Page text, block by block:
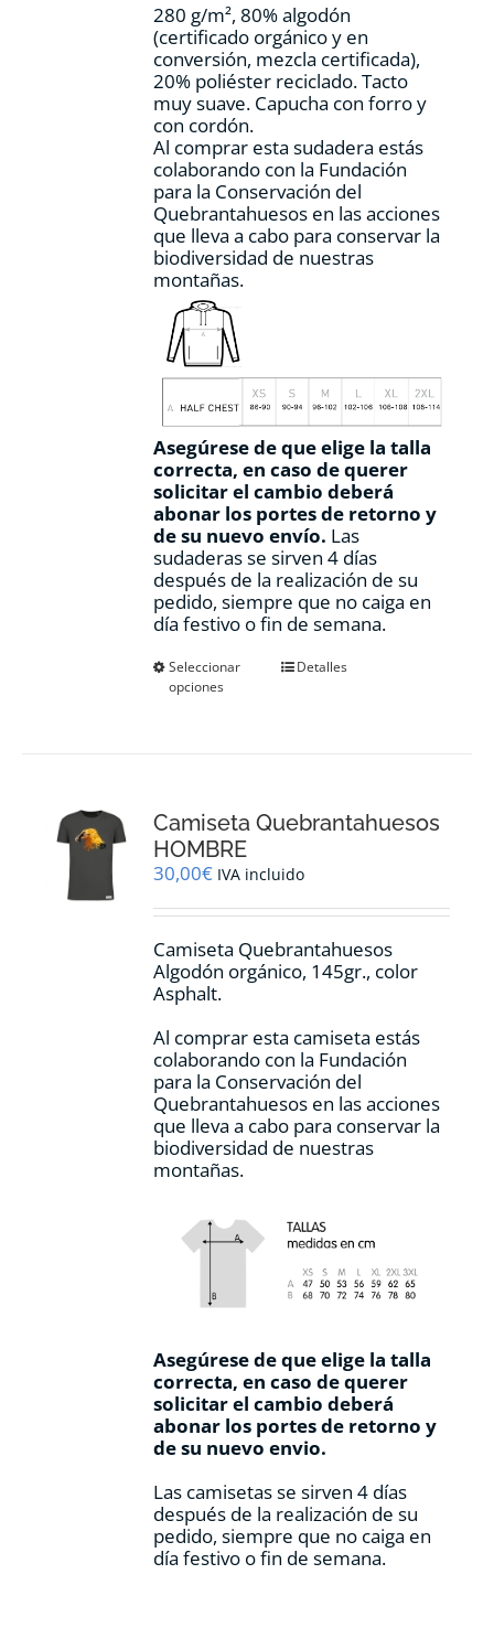
280 g/m², 80% algodón
(certificado orgánico y en
conversión, mezcla certificada),
20% poliéster reciclado. Tacto
muy suave. Capucha con forro y
con cordón.
Al comprar esta sudadera estás
colaborando con la Fundación
para la Conservación del
Quebrantahuesos en las acciones
que lleva a cabo para conservar la
biodiversidad de nuestras
montañas.
Asegúrese de que elige la talla
correcta, en caso de querer
solicitar el cambio deberá
abonar los portes de retorno y
de su nuevo envío. Las
sudaderas se sirven 4 días
después de la realización de su
pedido, siempre que no caiga en
día festivo o fin de semana.
Seleccionar
opciones
Este
se
elegir
en
la
de
producto
Detalles
Camiseta Quebrantahuesos
HOMBRE
30,00€ IVA incluido
Camiseta Quebrantahuesos
Algodón orgánico, 145gr., color
Asphalt.
Al comprar esta camiseta estás
colaborando con la Fundación
para la Conservación del
Quebrantahuesos en las acciones
que lleva a cabo para conservar la
biodiversidad de nuestras
montañas.
Asegúrese de que elige la talla
correcta, en caso de querer
solicitar el cambio deberá
abonar los portes de retorno y
de su nuevo envio.
Las camisetas se sirven 4 días
después de la realización de su
pedido, siempre que no caiga en
día festivo o fin de semana.